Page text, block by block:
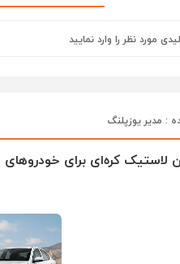
: مدیر یوزپلنگ
لاستیک کره‌ای برای